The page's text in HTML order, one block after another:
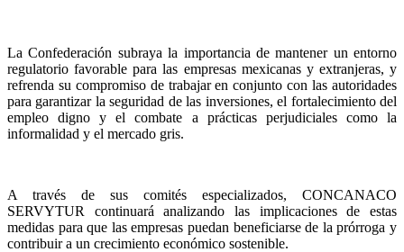
La Confederación subraya la importancia de mantener un entorno
regulatorio favorable para las empresas mexicanas y extranjeras, y
refrenda su compromiso de trabajar en conjunto con las autoridades
para garantizar la seguridad de las inversiones, el fortalecimiento del
empleo digno y el combate a prácticas perjudiciales como la
informalidad y el mercado gris.
A través de sus comités especializados, CONCANACO
SERVYTUR continuará analizando las implicaciones de estas
medidas para que las empresas puedan beneficiarse de la prórroga y
contribuir a un crecimiento económico sostenible.